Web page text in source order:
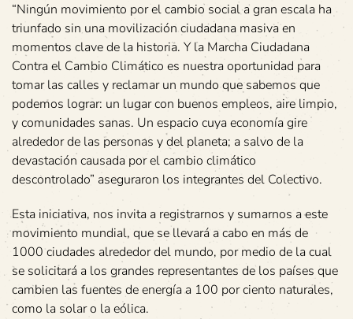
“Ningún movimiento por el cambio social a gran escala ha
triunfado sin una movilización ciudadana masiva en
momentos clave de la historia. Y la Marcha Ciudadana
Contra el Cambio Climático es nuestra oportunidad para
tomar las calles y reclamar un mundo que sabemos que
podemos lograr: un lugar con buenos empleos, aire limpio,
y comunidades sanas. Un espacio cuya economía gire
alrededor de las personas y del planeta; a salvo de la
devastación causada por el cambio climático
descontrolado” aseguraron los integrantes del Colectivo.
Esta iniciativa, nos invita a registrarnos y sumarnos a este
movimiento mundial, que se llevará a cabo en más de
1000 ciudades alrededor del mundo, por medio de la cual
se solicitará a los grandes representantes de los países que
cambien las fuentes de energía a 100 por ciento naturales,
como la solar o la eólica.